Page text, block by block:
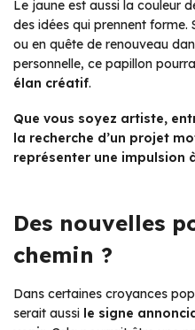
Le jaune est aussi la couleur
des idées qui prennent forme.
ou en quête de renouveau
personnelle, ce papillon
élan créatif.
Que vous soyez artiste,
la recherche d’un projet
représenter une impulsion
Des nouvelles
chemin ?
Dans certaines croyances
serait aussi le signe